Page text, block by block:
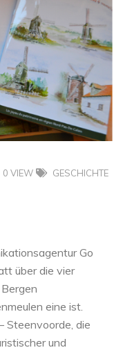
0 VIEW GESCHICHTE
Go
über die vier
eine ist.
Steenvoorde, die
und